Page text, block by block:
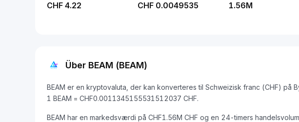
CHF 4.22 CHF 0.0049535 1.56M
Über BEAM (BEAM)
BEAM er en kryptovaluta, der kan konverteres til Schweizisk franc (CHF) på
1 BEAM = CHF0.0011345155531512037 CHF.
BEAM har en markedsværdi på CHF1.56M CHF og en 24-timers